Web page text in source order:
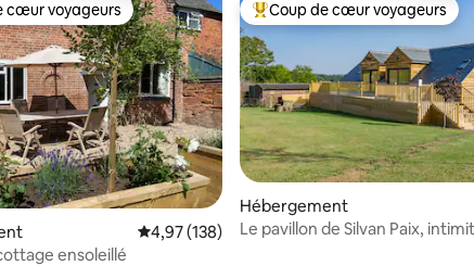
base de 195 commentaires : 4,9 sur 5
voyageurs les plus appréciés
cœur voyageurs
Évaluation moyenne sur la base de 138
4,97 (138)
ensoleillé
Coups de cœur voyageurs les
Coup de cœur voyageurs
Hébergement
Le pavillon de Silvan Paix,